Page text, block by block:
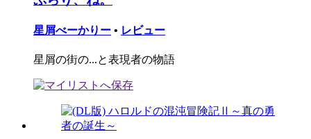
星屑べーかりー • レビュー
星屑の街の...と表現者の物語